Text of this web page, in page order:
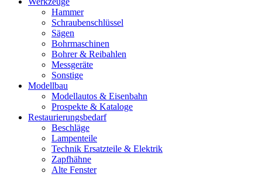
Hammer
Schraubenschlüssel
Sägen
Bohrmaschinen
Bohrer & Reibahlen
Messgeräte
Sonstige
Modellbau
Modellautos & Eisenbahn
Prospekte & Kataloge
Restaurierungsbedarf
Beschläge
Lampenteile
Technik Ersatzteile & Elektrik
Zapfhähne
Alte Fenster